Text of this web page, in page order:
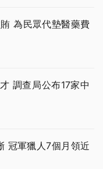
為民眾代墊醫藥費
調查局公布17家中
冠軍獵人7個月領近